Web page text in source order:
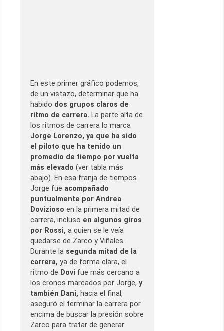
En este primer gráfico podemos,
de un vistazo, determinar que ha
habido dos grupos claros de
ritmo de carrera. La parte alta de
los ritmos de carrera lo marca
Jorge Lorenzo, ya que ha sido
el piloto que ha tenido un
promedio de tiempo por vuelta
más elevado (ver tabla más
abajo). En esa franja de tiempos
Jorge fue acompañado
puntualmente por Andrea
Dovizioso en la primera mitad de
carrera, incluso en algunos giros
por Rossi, a quien se le veía
quedarse de Zarco y Viñales.
Durante la segunda mitad de la
carrera, ya de forma clara, el
ritmo de Dovi fue más cercano a
los cronos marcados por Jorge, y
también Dani, hacia el final,
aseguró el terminar la carrera por
encima de buscar la presión sobre
Zarco para tratar de generar